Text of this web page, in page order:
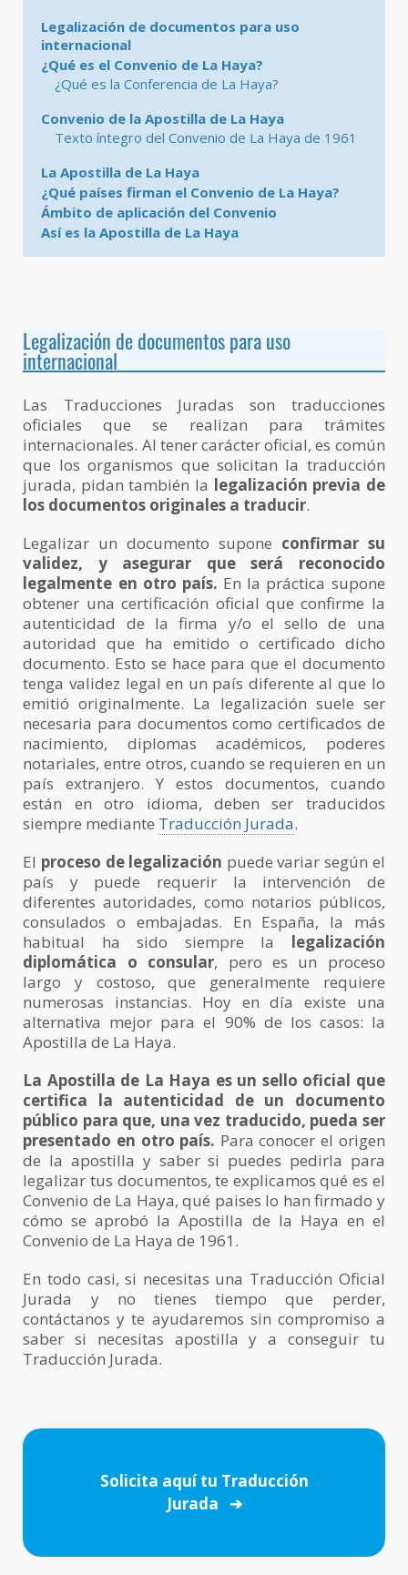
Legalización de documentos para uso
internacional
¿Qué es el Convenio de La Haya?
¿Qué es la Conferencia de La Haya?
Convenio de la Apostilla de La Haya
Texto íntegro del Convenio de La Haya de 1961
La Apostilla de La Haya
¿Qué países firman el Convenio de La Haya?
Ámbito de aplicación del Convenio
Así es la Apostilla de La Haya
Legalización de documentos para uso
internacional
Las Traducciones Juradas son traducciones
oficiales que se realizan para trámites
internacionales. Al tener carácter oficial, es común
que los organismos que solicitan la traducción
jurada, pidan también la legalización previa de
los documentos originales a traducir.
Legalizar un documento supone confirmar su
validez, y asegurar que será reconocido
legalmente en otro país. En la práctica supone
obtener una certificación oficial que confirme la
autenticidad de la firma y/o el sello de una
autoridad que ha emitido o certificado dicho
documento. Esto se hace para que el documento
tenga validez legal en un país diferente al que lo
emitió originalmente. La legalización suele ser
necesaria para documentos como certificados de
nacimiento, diplomas académicos, poderes
notariales, entre otros, cuando se requieren en un
país extranjero. Y estos documentos, cuando
están en otro idioma, deben ser traducidos
siempre mediante Traducción Jurada.
El proceso de legalización puede variar según el
país y puede requerir la intervención de
diferentes autoridades, como notarios públicos,
consulados o embajadas. En España, la más
habitual ha sido siempre la legalización
diplomática o consular, pero es un proceso
largo y costoso, que generalmente requiere
numerosas instancias. Hoy en día existe una
alternativa mejor para el 90% de los casos: la
Apostilla de La Haya.
La Apostilla de La Haya es un sello oficial que
certifica la autenticidad de un documento
público para que, una vez traducido, pueda ser
presentado en otro país. Para conocer el origen
de la apostilla y saber si puedes pedirla para
legalizar tus documentos, te explicamos qué es el
Convenio de La Haya, qué paises lo han firmado y
cómo se aprobó la Apostilla de la Haya en el
Convenio de La Haya de 1961.
En todo casi, si necesitas una Traducción Oficial
Jurada y no tienes tiempo que perder,
contáctanos y te ayudaremos sin compromiso a
saber si necesitas apostilla y a conseguir tu
Traducción Jurada.
Solicita aquí tu Traducción
Jurada ➔